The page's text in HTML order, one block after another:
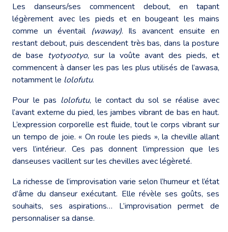
Les danseurs/ses commencent debout, en tapant
légèrement avec les pieds et en bougeant les mains
comme un éventail (waway). Ils avancent ensuite en
restant debout, puis descendent très bas, dans la posture
de base tyotyootyo, sur la voûte avant des pieds, et
commencent à danser les pas les plus utilisés de l’awasa,
notamment le lolofutu.
Pour le pas lolofutu, le contact du sol se réalise avec
l’avant externe du pied, les jambes vibrant de bas en haut.
L’expression corporelle est fluide, tout le corps vibrant sur
un tempo de joie. « On roule les pieds », la cheville allant
vers l’intérieur. Ces pas donnent l’impression que les
danseuses vacillent sur les chevilles avec légèreté.
La richesse de l’improvisation varie selon l’humeur et l’état
d’âme du danseur exécutant. Elle révèle ses goûts, ses
souhaits, ses aspirations… L’improvisation permet de
personnaliser sa danse.